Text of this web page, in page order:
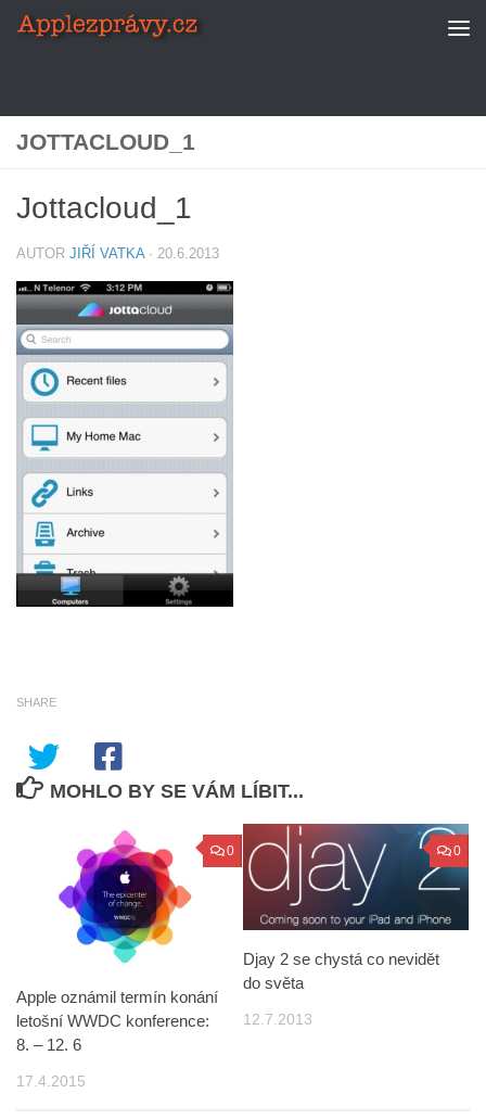
Skip to content
JOTTACLOUD_1
Jottacloud_1
AUTOR JIŘÍ VATKA · 20.6.2013
SHARE
MOHLO BY SE VÁM LÍBIT...
0
Apple oznámil termín konání
letošní WWDC konference:
8. – 12. 6
17.4.2015
0
Djay 2 se chystá co nevidět
do světa
12.7.2013